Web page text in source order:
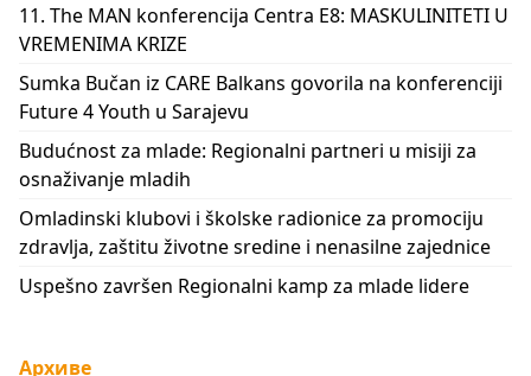
11. The MAN konferencija Centra E8: MASKULINITETI U
VREMENIMA KRIZE
Sumka Bučan iz CARE Balkans govorila na konferenciji
Future 4 Youth u Sarajevu
Budućnost za mlade: Regionalni partneri u misiji za
osnaživanje mladih
Omladinski klubovi i školske radionice za promociju
zdravlja, zaštitu životne sredine i nenasilne zajednice
Uspešno završen Regionalni kamp za mlade lidere
Архиве